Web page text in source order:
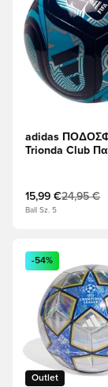
adidas
Trionda Club
Μεταλλικό
15,99 €24,95 €
Ball Sz. 5
Ανοίγει ένα
Outlet
-54%